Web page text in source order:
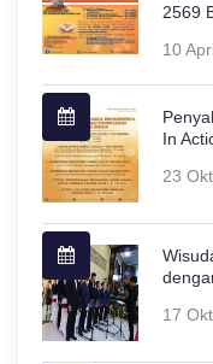
2569
10
In
23
17